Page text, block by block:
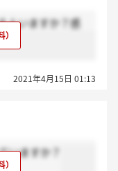
人いますか？感
2021年4月15日 01:13
いますか？